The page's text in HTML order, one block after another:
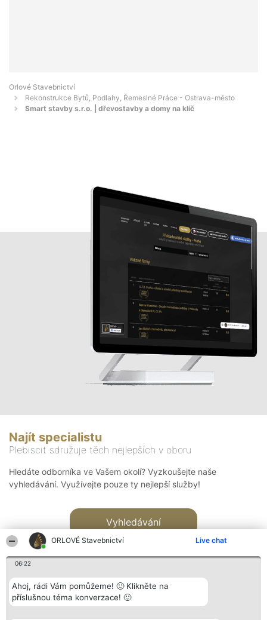
ORLOVÉ Stavebnictví Live chat
06:22
Ahoj, rádi Vám pomůžeme! 🙂 Klikněte na
příslušnou téma konverzace! 🙂
Orlové Stavebnictví
Rekonstrukce Bytů, Podlahy, Řemeslné Práce - Ostrava-město
Smart stavby s.r.o. | dřevostavby a domy na klíč
Najít specialistu
Plebiscit sdružuje těch nejlepších v oboru
Hledáte odborníka ve Vašem okolí? Vyzkoušejte naše
vyhledávání. Využívejte pouze ty nejlepší služby!
Vyhledávání
Bright Side Solutions sp. z o. Vítězové Kontakt